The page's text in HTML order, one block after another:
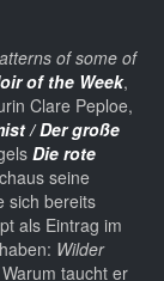
of some of
of the Week,
Clare Peploe,
/ Der große
Die rote
seine
sich bereits
als Eintrag im
Wilder
taucht er